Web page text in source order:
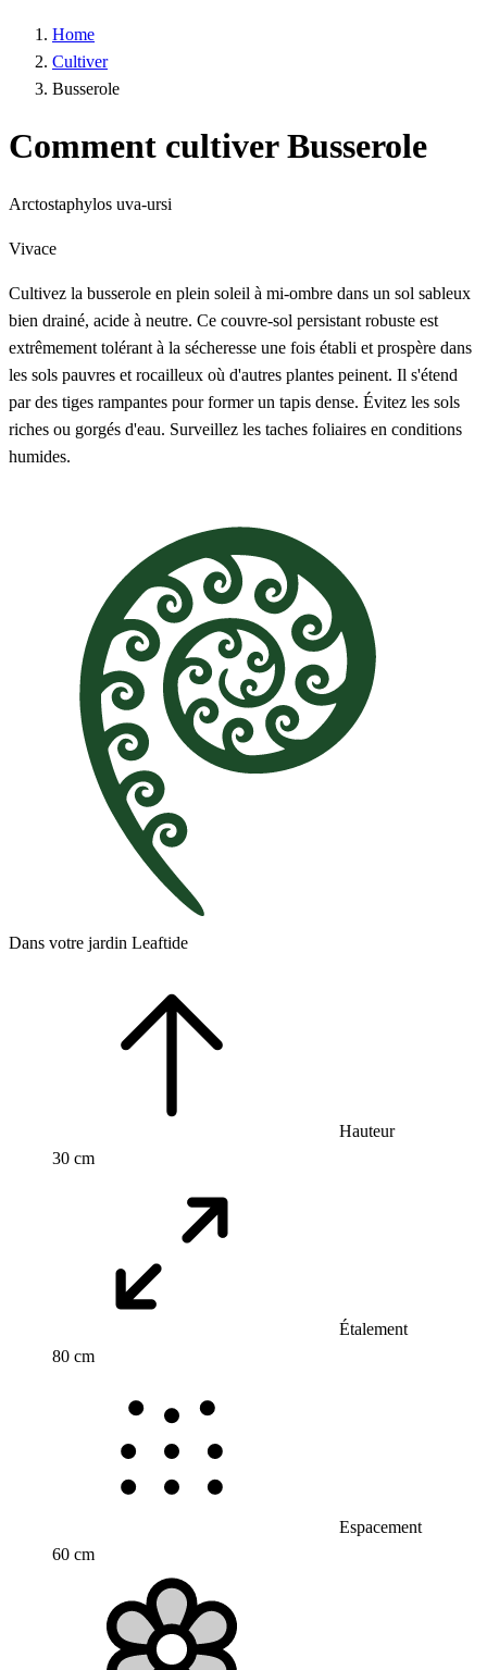
Home
Cultiver
Busserole
Comment cultiver Busserole
Arctostaphylos uva-ursi
Vivace
Cultivez la busserole en plein soleil à mi-ombre dans un sol sableux
bien drainé, acide à neutre. Ce couvre-sol persistant robuste est
extrêmement tolérant à la sécheresse une fois établi et prospère dans
les sols pauvres et rocailleux où d'autres plantes peinent. Il s'étend
par des tiges rampantes pour former un tapis dense. Évitez les sols
riches ou gorgés d'eau. Surveillez les taches foliaires en conditions
humides.
Dans votre jardin Leaftide
Hauteur
30 cm
Étalement
80 cm
Espacement
60 cm